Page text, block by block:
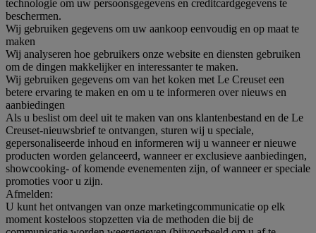
technologie om uw persoonsgegevens en creditcardgegevens te
beschermen.
Wij gebruiken gegevens om uw aankoop eenvoudig en op maat te
maken
Wij analyseren hoe gebruikers onze website en diensten gebruiken
om de dingen makkelijker en interessanter te maken.
Wij gebruiken gegevens om van het koken met Le Creuset een
betere ervaring te maken en om u te informeren over nieuws en
aanbiedingen
Als u beslist om deel uit te maken van ons klantenbestand en de Le
Creuset-nieuwsbrief te ontvangen, sturen wij u speciale,
gepersonaliseerde inhoud en informeren wij u wanneer er nieuwe
producten worden gelanceerd, wanneer er exclusieve aanbiedingen,
showcooking- of komende evenementen zijn, of wanneer er speciale
promoties voor u zijn.
Afmelden:
U kunt het ontvangen van onze marketingcommunicatie op elk
moment kosteloos stopzetten via de methoden die bij de